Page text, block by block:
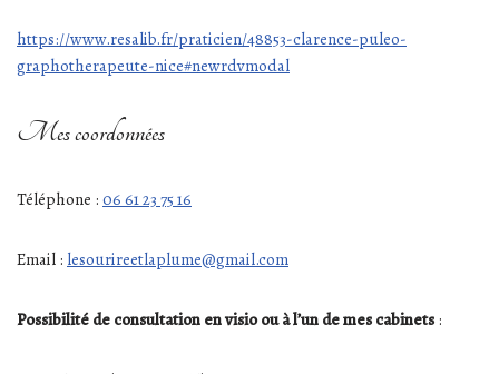
https://www.resalib.fr/praticien/48853-clarence-puleo-
graphotherapeute-nice#newrdvmodal
Mes coordonnées
Téléphone : 06 61 23 75 16
Email : lesourireetlaplume@gmail.com
Possibilité de consultation en visio ou à l’un de mes cabinets :